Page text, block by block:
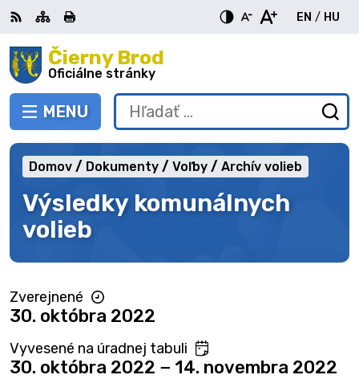
Preskočiť
na
obsah Čierny Brod
Oficiálne stránky
PREPNÚŤ
MENU
RSS MapaTlačiť
EN
English
/ HU
Hľadať:
Výsledky komunálnych
volieb
Domov Dokumenty Voľby Archív volieb
Zverejnené
30. októbra 2022
Vyvesené na úradnej tabuli
30. októbra 2022 − 14. novembra 2022